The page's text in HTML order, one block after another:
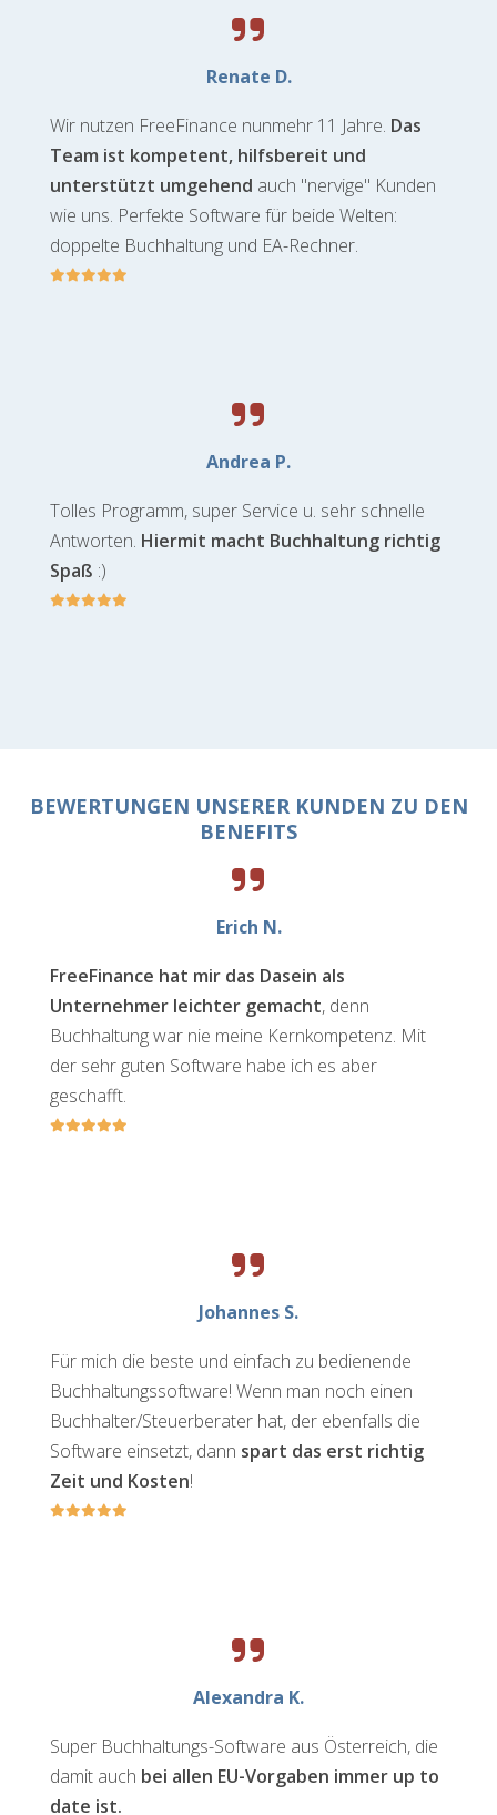
Renate D.
Wir nutzen FreeFinance nunmehr 11 Jahre. Das
Team ist kompetent, hilfsbereit und
unterstützt umgehend auch "nervige" Kunden
wie uns. Perfekte Software für beide Welten:
doppelte Buchhaltung und EA-Rechner.
Andrea P.
Tolles Programm, super Service u. sehr schnelle
Antworten. Hiermit macht Buchhaltung richtig
Spaß :)
BEWERTUNGEN UNSERER KUNDEN ZU DEN
BENEFITS
Erich N.
FreeFinance hat mir das Dasein als
Unternehmer leichter gemacht, denn
Buchhaltung war nie meine Kernkompetenz. Mit
der sehr guten Software habe ich es aber
geschafft.
Johannes S.
Für mich die beste und einfach zu bedienende
Buchhaltungssoftware! Wenn man noch einen
Buchhalter/Steuerberater hat, der ebenfalls die
Software einsetzt, dann spart das erst richtig
Zeit und Kosten!
Alexandra K.
Super Buchhaltungs-Software aus Österreich, die
damit auch bei allen EU-Vorgaben immer up to
date ist.